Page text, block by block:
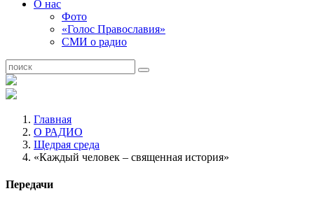
О нас
Фото
«Голос Православия»
СМИ о радио
Главная
О РАДИО
Щедрая среда
«Каждый человек – священная история»
Передачи